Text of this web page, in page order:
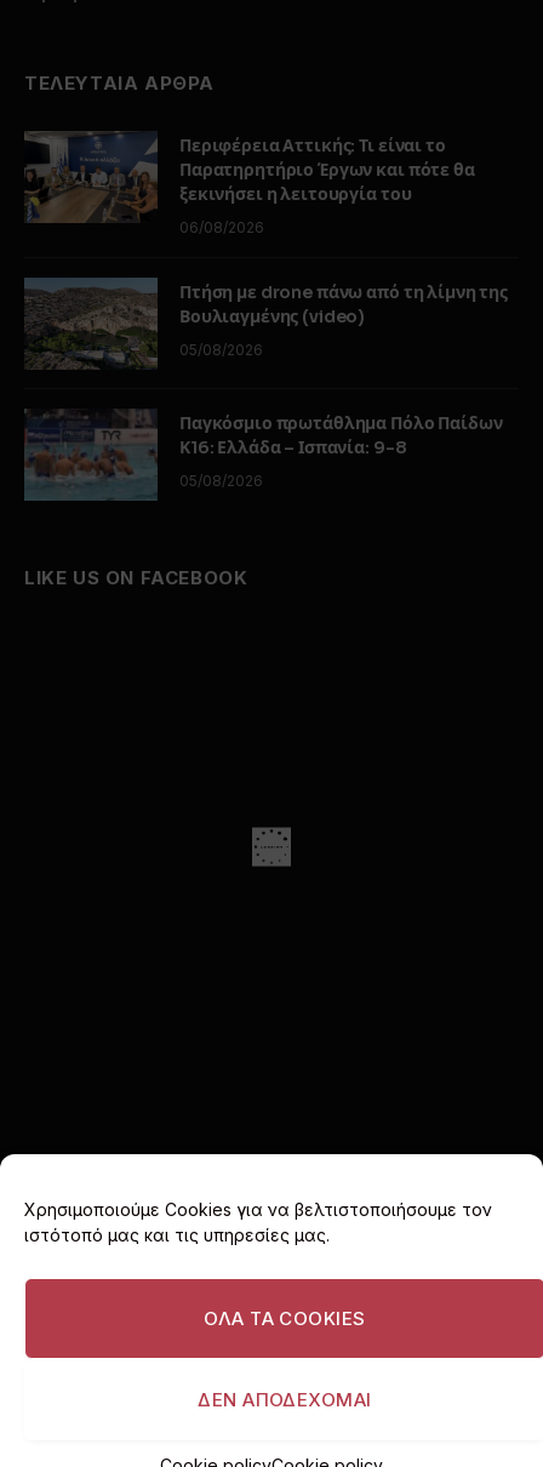
Χρησιμοποιούμε Cookies για να βελτιστοποιήσουμε τον
ιστότοπό μας και τις υπηρεσίες μας.
ΟΛΑ ΤΑ COOKIES
ΔΕΝ ΑΠΟΔΕΧΟΜΑΙ
Φωνάζοντας «αθάνατος», φίλοι,
συγγενείς και θαυμαστές
αποχαιρέτησαν τον σπουδαίο
ερμηνευτή – Από το πρωί εκατοντάδες
φίλοι και συνάδελφοι πέρασαν από το
Α’ Νεκροταφείο για να αφήσουν ένα
λουλούδι στον «πρίγκιπα» του λαϊκού
τραγουδιού.
το μεσημέρι της Τετάρτης 21 Ιουλίου, ηκηδείατου
πρίγκιπα του ελληνικού λαϊκού πενταγράμμου,
Τόλη Βοσκόπουλου, στο Α’ Νεκροταφείο Αθηνών.
«αθάνατος», φίλοι, συγγενείς και θαυμαστές
που αγάπησαν τον ίδιο και τα τραγούδια του,
όπου με δάκρυα στα μάτια συνόδευσαν τον